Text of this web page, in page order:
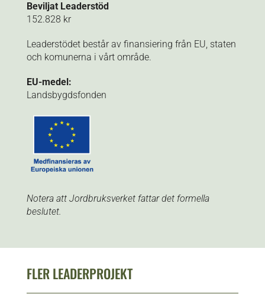
Beviljat Leaderstöd
152.828 kr
Leaderstödet består av finansiering från EU, staten
och komunerna i vårt område.
EU-medel:
Landsbygdsfonden
Notera att Jordbruksverket fattar det formella
beslutet.
FLER LEADERPROJEKT